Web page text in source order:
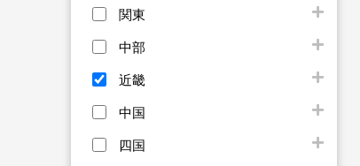
関東
中部
近畿
中国
四国